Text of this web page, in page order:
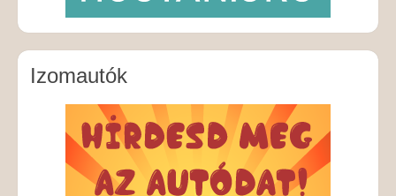
Izomautók